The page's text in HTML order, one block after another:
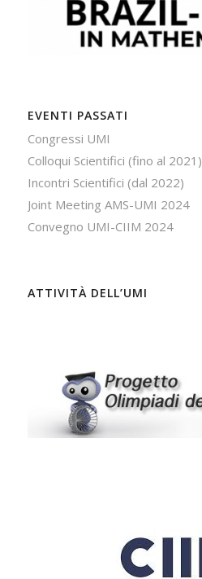
EVENTI PASSATI
Congressi UMI
Colloqui Scientifici (fino al 2021)
Incontri Scientifici (dal 2022)
Joint Meeting AMS-UMI 2024
Convegno UMI-CIIM 2024
ATTIVITÀ DELL’UMI